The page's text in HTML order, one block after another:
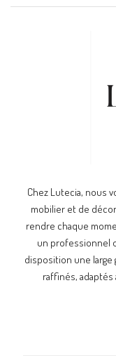
Chez Lutecia, nous
mobilier et de
rendre chaque
un professionnel
disposition une
raffinés, adaptés